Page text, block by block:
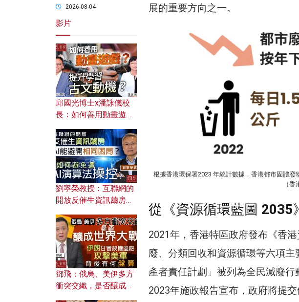
展的重要方向之一。
根據香港環保署2023 年統計數據，香港都市固體廢
（香
從《資源循環藍圖 2035
2021年，香港特區政府發布《香
廢、分類回收和資源循環等六項
產者責任計劃」被列為全民減廢
2023年施政報告宣布，政府將提
2026-08-04
影片
邱國光博士x潘詠儀校
長：如何善用動畫遊戲
劉寧榮教授：互聯網的
開放反催生資訊繭房，
何避免遭AI演算法操
控？
鄧飛：俄烏、美伊多方
衝突交織，是否釀成世